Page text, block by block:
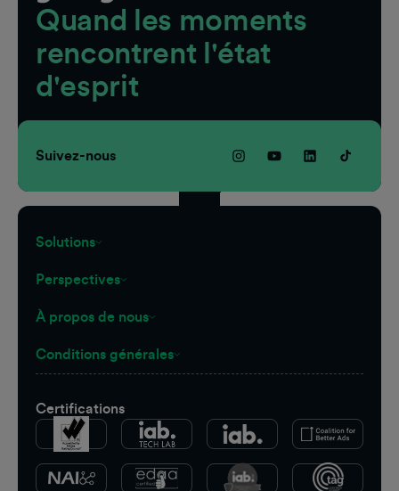
Quand les moments
rencontrent l'état
d'esprit
Suivez-nous
Solutions
Perspectives
À propos de nous
Conditions générales
Certifications